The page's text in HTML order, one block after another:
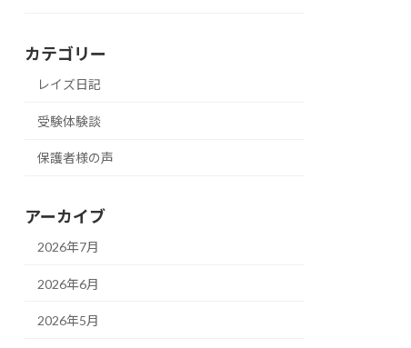
カテゴリー
レイズ日記
受験体験談
保護者様の声
アーカイブ
2026年7月
2026年6月
2026年5月